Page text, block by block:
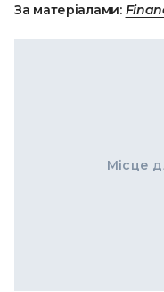
За матеріалами:
Місце